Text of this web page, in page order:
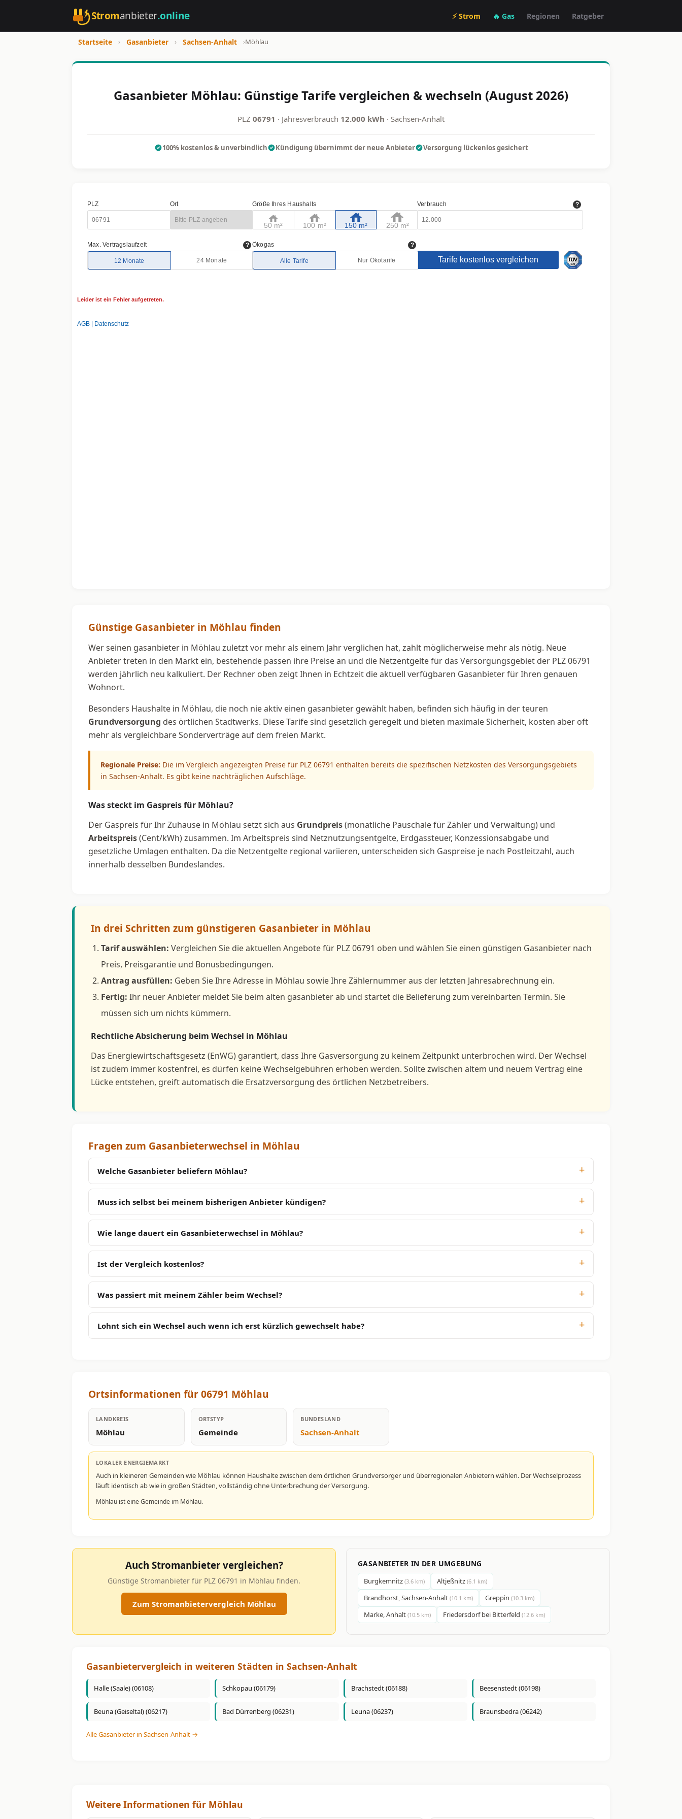
Stromanbieter.online ⚡ Strom 🔥 Gas Regionen Ratgeber
Startseite › Gasanbieter › Sachsen-Anhalt ›Möhlau
Gasanbieter Möhlau: Günstige Tarife vergleichen & wechseln (August 2026)
PLZ 06791 · Jahresverbrauch 12.000 kWh · Sachsen-Anhalt
100% kostenlos & unverbindlich Kündigung übernimmt der neue Anbieter Versorgung lückenlos gesichert
Günstige Gasanbieter in Möhlau finden
Wer seinen gasanbieter in Möhlau zuletzt vor mehr als einem Jahr verglichen hat, zahlt möglicherweise mehr als nötig. Neue
Anbieter treten in den Markt ein, bestehende passen ihre Preise an und die Netzentgelte für das Versorgungsgebiet der PLZ 06791
werden jährlich neu kalkuliert. Der Rechner oben zeigt Ihnen in Echtzeit die aktuell verfügbaren Gasanbieter für Ihren genauen
Wohnort.
Besonders Haushalte in Möhlau, die noch nie aktiv einen gasanbieter gewählt haben, befinden sich häufig in der teuren
Grundversorgung des örtlichen Stadtwerks. Diese Tarife sind gesetzlich geregelt und bieten maximale Sicherheit, kosten aber oft
mehr als vergleichbare Sonderverträge auf dem freien Markt.
Regionale Preise: Die im Vergleich angezeigten Preise für PLZ 06791 enthalten bereits die spezifischen Netzkosten des Versorgungsgebiets
in Sachsen-Anhalt. Es gibt keine nachträglichen Aufschläge.
Was steckt im Gaspreis für Möhlau?
Der Gaspreis für Ihr Zuhause in Möhlau setzt sich aus Grundpreis(monatliche Pauschale für Zähler und Verwaltung) und
Arbeitspreis(Cent/kWh) zusammen. Im Arbeitspreis sind Netznutzungsentgelte, Erdgassteuer, Konzessionsabgabe und
gesetzliche Umlagen enthalten. Da die Netzentgelte regional variieren, unterscheiden sich Gaspreise je nach Postleitzahl, auch
innerhalb desselben Bundeslandes.
In drei Schritten zum günstigeren Gasanbieter in Möhlau
Tarif auswählen: Vergleichen Sie die aktuellen Angebote für PLZ 06791 oben und wählen Sie einen günstigen Gasanbieter nach
Preis, Preisgarantie und Bonusbedingungen.
Antrag ausfüllen: Geben Sie Ihre Adresse in Möhlau sowie Ihre Zählernummer aus der letzten Jahresabrechnung ein.
Fertig: Ihr neuer Anbieter meldet Sie beim alten gasanbieter ab und startet die Belieferung zum vereinbarten Termin. Sie
müssen sich um nichts kümmern.
Rechtliche Absicherung beim Wechsel in Möhlau
Das Energiewirtschaftsgesetz (EnWG) garantiert, dass Ihre Gasversorgung zu keinem Zeitpunkt unterbrochen wird. Der Wechsel
ist zudem immer kostenfrei, es dürfen keine Wechselgebühren erhoben werden. Sollte zwischen altem und neuem Vertrag eine
Lücke entstehen, greift automatisch die Ersatzversorgung des örtlichen Netzbetreibers.
Fragen zum Gasanbieterwechsel in Möhlau
Welche Gasanbieter beliefern Möhlau?
Muss ich selbst bei meinem bisherigen Anbieter kündigen?
Wie lange dauert ein Gasanbieterwechsel in Möhlau?
Ist der Vergleich kostenlos?
Was passiert mit meinem Zähler beim Wechsel?
Lohnt sich ein Wechsel auch wenn ich erst kürzlich gewechselt habe?
Ortsinformationen für 06791 Möhlau
LANDKREIS
Möhlau
ORTSTYP
Gemeinde
BUNDESLAND
Sachsen-Anhalt
LOKALER ENERGIEMARKT
Auch in kleineren Gemeinden wie Möhlau können Haushalte zwischen dem örtlichen Grundversorger und überregionalen Anbietern wählen. Der Wechselprozess
läuft identisch ab wie in großen Städten, vollständig ohne Unterbrechung der Versorgung.
Möhlau ist eine Gemeinde im Möhlau.
Auch Stromanbieter vergleichen?
Günstige Stromanbieter für PLZ 06791 in Möhlau finden.
Zum Stromanbietervergleich Möhlau
GASANBIETER IN DER UMGEBUNG
Burgkemnitz (3.6 km) Altjeßnitz (6.1 km)
Brandhorst, Sachsen-Anhalt (10.1 km) Greppin (10.3 km)
Marke, Anhalt (10.5 km) Friedersdorf bei Bitterfeld (12.6 km)
Gasanbietervergleich in weiteren Städten in Sachsen-Anhalt
Halle (Saale) (06108) Schkopau (06179) Brachstedt (06188) Beesenstedt (06198)
Beuna (Geiseltal) (06217) Bad Dürrenberg (06231) Leuna (06237) Braunsbedra (06242)
Alle Gasanbieter in Sachsen-Anhalt →
Weitere Informationen für Möhlau